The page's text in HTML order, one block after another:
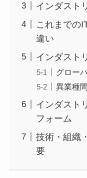
インダスト
これまでの
違い
インダスト
グロー
異業種
インダスト
フォーム
技術・組織
要